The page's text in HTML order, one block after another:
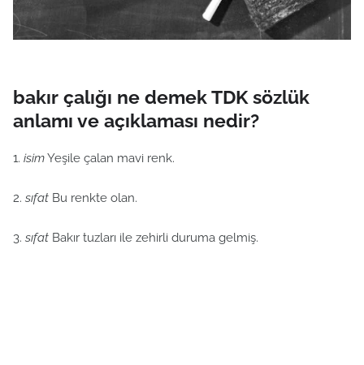
bakır çalığı ne demek TDK sözlük
anlamı ve açıklaması nedir?
1. isimYeşile çalan mavi renk.
2. sıfat Bu renkte olan.
3. sıfat Bakır tuzları ile zehirli duruma gelmiş.